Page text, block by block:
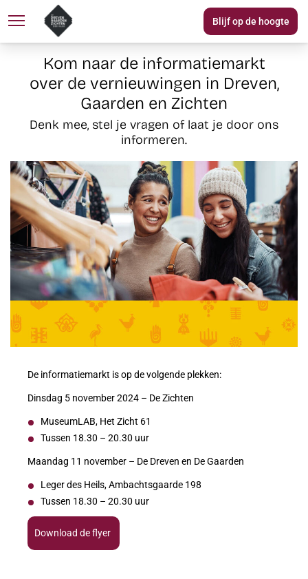
Blijf op de hoogte
Kom naar de informatiemarkt
over de vernieuwingen in Dreven,
Gaarden en Zichten
Denk mee, stel je vragen of laat je door ons
informeren.
De informatiemarkt is op de volgende plekken:
Dinsdag 5 november 2024 – De Zichten
MuseumLAB, Het Zicht 61
Tussen 18.30 – 20.30 uur
Maandag 11 november – De Dreven en De Gaarden
Leger des Heils, Ambachtsgaarde 198
Tussen 18.30 – 20.30 uur
Download de flyer
Woningaanbod